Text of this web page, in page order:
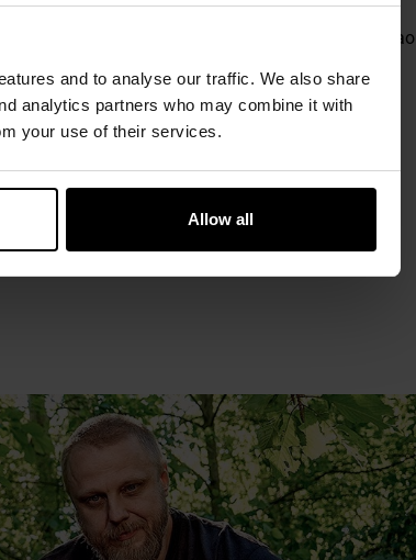
and to analyse our traffic. We also share
analytics partners who may combine it with
your use of their services.
Allow all
рисове борошно, тростинний цукор,
пшениця, пшениця, рис), цукор, какао
натрію), пальмова олія, сіль,